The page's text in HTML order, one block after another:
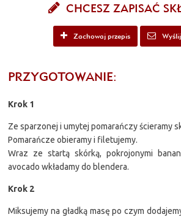
CHCESZ ZAPISAĆ
Zachowaj przepis
PRZYGOTOWANIE:
Krok 1
Ze sparzonej i umytej pomarańczy ścieramy
Pomarańcze obieramy i filetujemy.
Wraz ze startą skórką, pokrojonymi
avocado wkładamy do blendera.
Krok 2
Miksujemy na gładką masę po czym